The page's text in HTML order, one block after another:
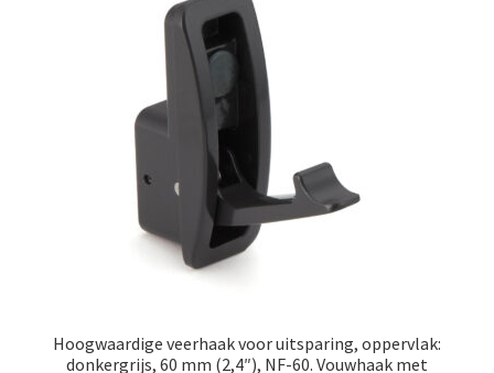
Hoogwaardige veerhaak voor uitsparing, oppervlak:
donkergrijs, 60 mm (2,4″), NF-60. Vouwhaak met